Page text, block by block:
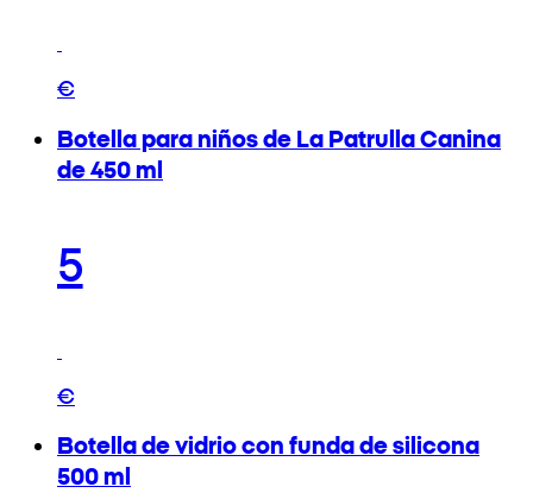
€
Botella para niños de La Patrulla Canina
de 450 ml
5
€
Botella de vidrio con funda de silicona
500 ml